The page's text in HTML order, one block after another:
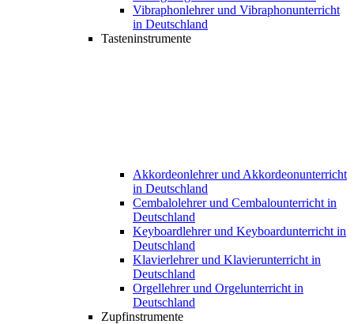
Vibraphonlehrer und Vibraphonunterricht
in Deutschland
Tasteninstrumente
Akkordeonlehrer und Akkordeonunterricht
in Deutschland
Cembalolehrer und Cembalounterricht in
Deutschland
Keyboardlehrer und Keyboardunterricht in
Deutschland
Klavierlehrer und Klavierunterricht in
Deutschland
Orgellehrer und Orgelunterricht in
Deutschland
Zupfinstrumente